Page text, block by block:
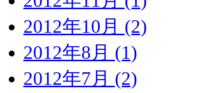
2012年10月 (2)
2012年8月 (1)
2012年7月 (2)